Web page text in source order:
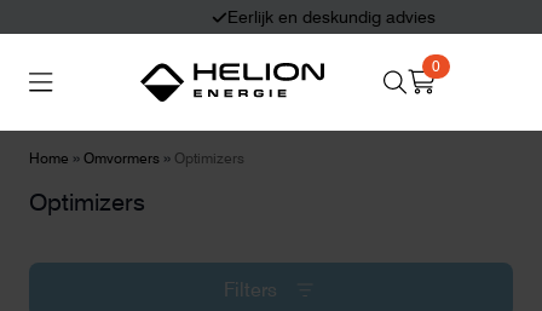
Eerlijk en deskundig advies
0
Home » Omvormers » Optimizers
Optimizers
Filters
Thuisbatterijen Zonnepanelen
Laadpalen